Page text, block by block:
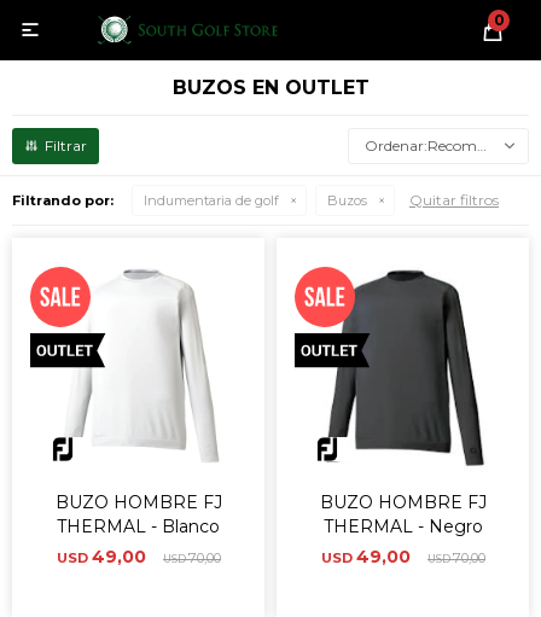
0

BUZOS EN OUTLET
Recomendados
Filtrando por: Indumentaria de golf Buzos Quitar filtros
BUZO HOMBRE FJ
THERMAL - Blanco
USD 49,00 USD70,00
BUZO HOMBRE FJ
THERMAL - Negro
USD 49,00 USD70,00